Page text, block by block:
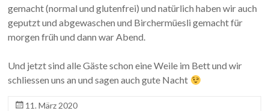
gemacht (normal und glutenfrei) und natürlich haben wir auch
geputzt und abgewaschen und Birchermüesli gemacht für
morgen früh und dann war Abend.
Und jetzt sind alle Gäste schon eine Weile im Bett und wir
schliessen uns an und sagen auch gute Nacht
11. März 2020